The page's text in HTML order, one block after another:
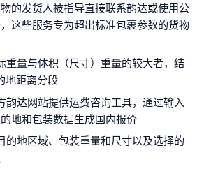
的发货人被指导直接联系韵达或使用公
这些服务专为超出标准包裹参数的货物
重量与体积（尺寸）重量的较大者，结
地距离分段
韵达网站提供运费咨询工具，通过输入
地和包装数据生成国内报价
的地区域、包装重量和尺寸以及选择的